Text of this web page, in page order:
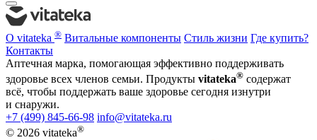
О vitateka ® Витальные компоненты Стиль жизни Где купить?
Контакты
Аптечная марка, помогающая эффективно поддерживать
здоровье всех членов семьи. Продукты vitateka® содержат
всё, чтобы поддержать ваше здоровье сегодня изнутри
и снаружи.
+7 (499) 845-66-98 info@vitateka.ru
© 2026 vitateka®